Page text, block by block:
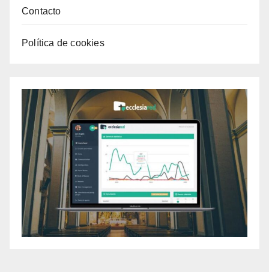
Contacto
Política de cookies